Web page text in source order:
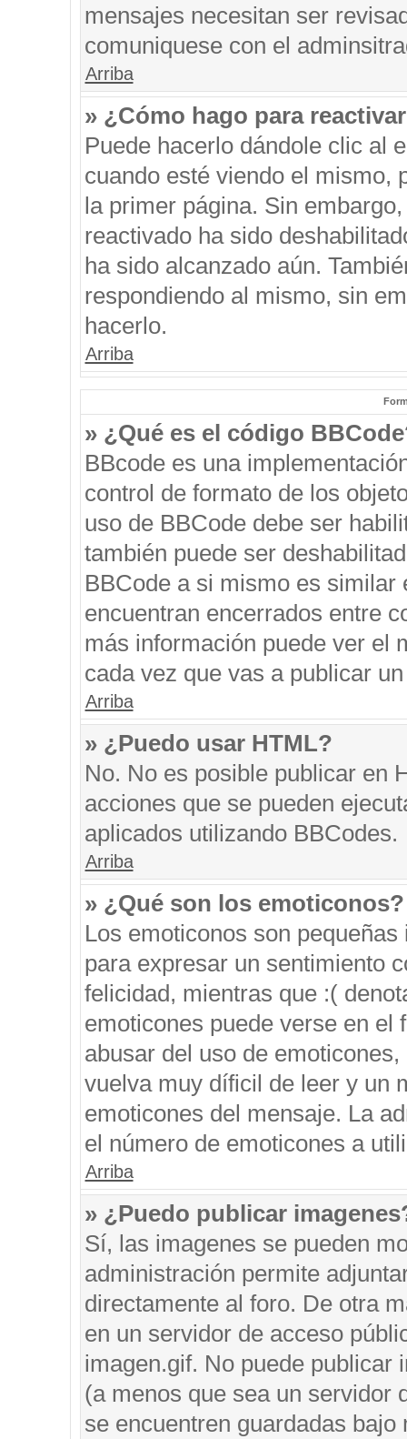
mensajes necesitan ser
comuniquese con el
Arriba
» ¿Cómo hago para
Puede hacerlo dándole clic al
cuando esté viendo el mismo,
la primer página. Sin
reactivado ha sido
ha sido alcanzado aún.
respondiendo al mismo, sin
hacerlo.
Arriba
» ¿Qué es el código
BBcode es una
control de formato de los
uso de BBCode debe ser
también puede ser
BBCode a si mismo es
encuentran encerrados entre
más información puede ver el
cada vez que vas a publicar
Arriba
» ¿Puedo usar HTML?
No. No es posible publicar en
acciones que se pueden
aplicados utilizando BBCodes.
Arriba
» ¿Qué son los emoticonos?
Los emoticonos son
para expresar un sentimiento
felicidad, mientras que :(
emoticones puede verse en el
abusar del uso de
vuelva muy díficil de leer y un
emoticones del mensaje. La
el número de emoticones a
Arriba
» ¿Puedo publicar
Sí, las imagenes se pueden
administración permite
directamente al foro. De otra
en un servidor de acceso
imagen.gif. No puede publicar
(a menos que sea un servidor
se encuentren guardadas